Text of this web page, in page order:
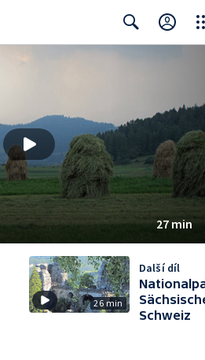
27 min
26 min
Další díl
Schweiz